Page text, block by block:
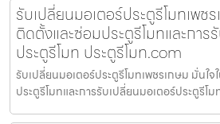
รับเปลี่ยนมอเตอร์ประตูรีโมทเพช
ติดตั้งและซ่อมประตูรีโมทและการ
ประตูรีโมท ประตูรีโมท.com
รับเปลี่ยนมอเตอร์ประตูรีโมทเพชรเกษม มั่นใ
ประตูรีโมทและการรับเปลี่ยนมอเตอร์ประตูรีโ